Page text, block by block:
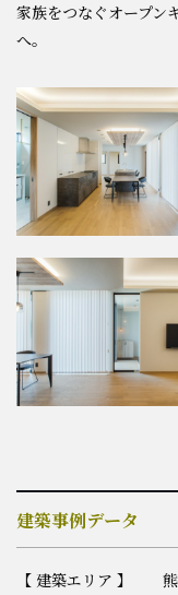
家族をつなぐオープン
へ。
建築事例データ
【 建築エリア 】